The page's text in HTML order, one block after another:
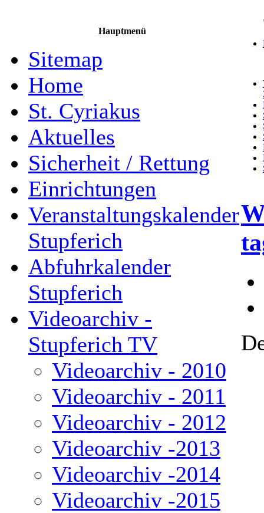
Hauptmenü
Sitemap
Home
St. Cyriakus
Aktuelles
Sicherheit / Rettung
Einrichtungen
Veranstaltungskalender
Stupferich
Abfuhrkalender
Stupferich
Videoarchiv -
Stupferich TV
Videoarchiv - 2010
Videoarchiv - 2011
Videoarchiv - 2012
Videoarchiv -2013
Videoarchiv -2014
Videoarchiv -2015